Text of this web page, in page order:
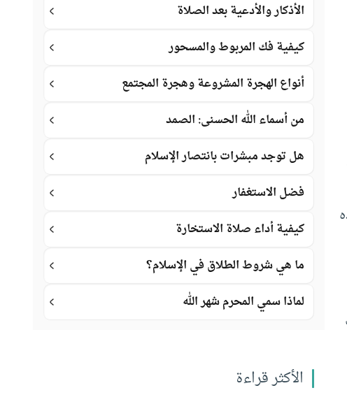
الأذكار والأدعية بعد الصلاة
كيفية فك المربوط والمسحور
أنواع الهجرة المشروعة وهجرة المجتمع
من أسماء الله الحسنى: الصمد
هل توجد مبشرات بانتصار الإسلام
فضل الاستغفار
كيفية أداء صلاة الاستخارة
ما هي شروط الطلاق في الإسلام؟
لماذا سمي المحرم شهر الله
الأكثر قراءة